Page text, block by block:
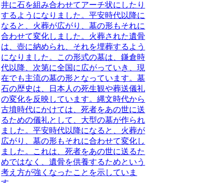
井に石を組み合わせてアーチ状にしたり
するようになりました。平安時代以降に
なると、火葬が広がり、墓の形もそれに
合わせて変化しました。火葬された遺骨
は、壺に納められ、それを埋葬するよう
になりました。この形式の墓は、鎌倉時
代以降、次第に全国に広がっていき、現
在でも主流の墓の形となっています。墓
石の歴史は、日本人の死生観や葬送儀礼
の変化を反映しています。縄文時代から
古墳時代にかけては、死者をあの世に送
るための儀礼として、大型の墓が作られ
ました。平安時代以降になると、火葬が
広がり、墓の形もそれに合わせて変化し
ました。これは、死者をあの世に送るた
めではなく、遺骨を供養するためという
考え方が強くなったことを示していま